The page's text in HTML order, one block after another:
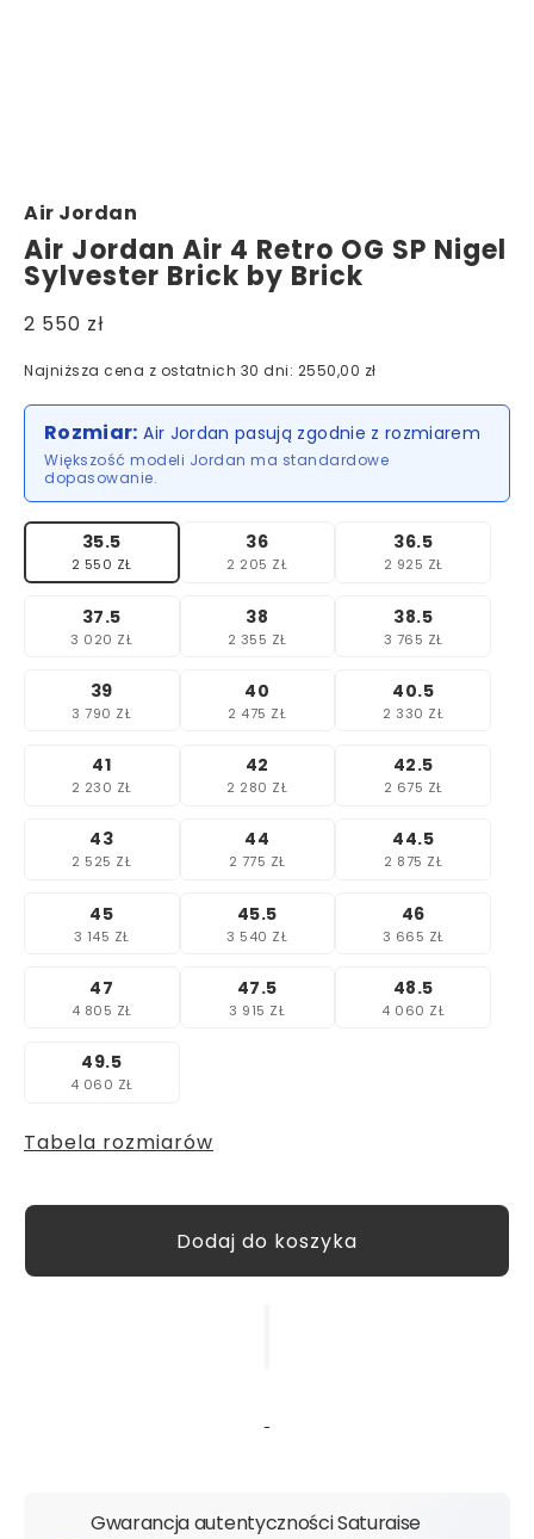
Air Jordan
Air Jordan Air 4 Retro OG SP Nigel
Sylvester Brick by Brick
2 550 zł
Najniższa cena z ostatnich 30 dni: 2550,00 zł
Rozmiar: Air Jordan pasują zgodnie z rozmiarem
Większość modeli Jordan ma standardowe
dopasowanie.
35.5
2 550 ZŁ
36
2 205 ZŁ
36.5
2 925 ZŁ
37.5
3 020 ZŁ
38
2 355 ZŁ
38.5
3 765 ZŁ
39
3 790 ZŁ
40
2 475 ZŁ
40.5
2 330 ZŁ
41
2 230 ZŁ
42
2 280 ZŁ
42.5
2 675 ZŁ
43
2 525 ZŁ
44
2 775 ZŁ
44.5
2 875 ZŁ
45
3 145 ZŁ
45.5
3 540 ZŁ
46
3 665 ZŁ
47
4 805 ZŁ
47.5
3 915 ZŁ
48.5
4 060 ZŁ
49.5
4 060 ZŁ
Tabela rozmiarów
Gwarancja autentyczności Saturaise